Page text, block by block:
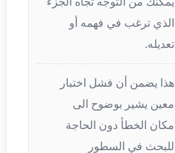
الذي ترغب في فهمه أو
تعديله.
هذا يضمن أن فشل اختبار
معين يشير بوضوح الى
مكان الخطأ دون الحاجة
للبحث في السطور